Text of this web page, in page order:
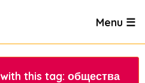
Menu ☰
this tag: общества